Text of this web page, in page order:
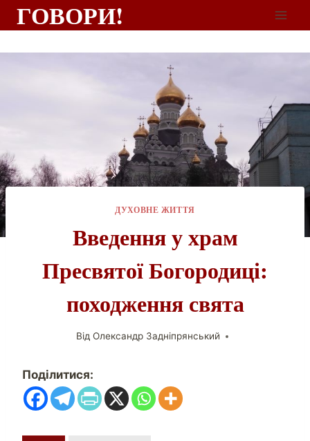
ГОВОРИ!
ДУХОВНЕ ЖИТТЯ
Введення у храм
Пресвятої Богородиці:
походження свята
Від Олександр Задніпрянський
Поділитися: